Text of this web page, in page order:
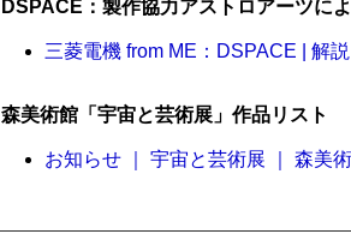
DSPACE：製作協力アストロアーツに
三菱電機 from ME：DSPACE | 解
森美術館「宇宙と芸術展」作品リスト
お知らせ ｜ 宇宙と芸術展 ｜ 森美